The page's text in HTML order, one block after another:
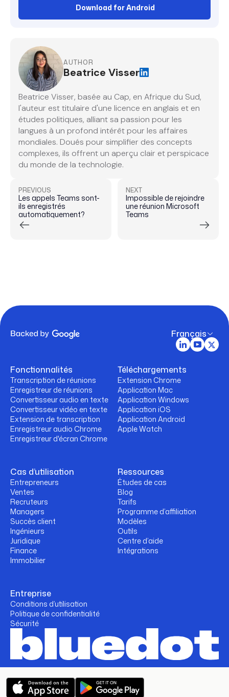
Download for Android
AUTHOR
Beatrice Visser
Beatrice Visser, basée au Cap, en Afrique du Sud,
l'auteur est titulaire d'une licence en anglais et en
études politiques, alliant sa passion pour les
langues à un profond intérêt pour les affaires
mondiales. Doués pour simplifier des concepts
complexes, ils offrent un aperçu clair et perspicace
du monde de la technologie.
PREVIOUS
Les appels Teams sont-
ils enregistrés
automatiquement?
NEXT
Impossible de rejoindre
une réunion Microsoft
Teams
Français
Fonctionnalités
Transcription de réunions
Enregistreur de réunions
Convertisseur audio en texte
Convertisseur vidéo en texte
Extension de transcription
Enregistreur audio Chrome
Enregistreur d'écran Chrome
Téléchargements
Extension Chrome
Application Mac
Application Windows
Application iOS
Application Android
Apple Watch
Cas d’utilisation
Entrepreneurs
Ventes
Recruteurs
Managers
Succès client
Ingénieurs
Juridique
Finance
Immobilier
Ressources
Études de cas
Blog
Tarifs
Programme d’affiliation
Modèles
Outils
Centre d’aide
Intégrations
Entreprise
Conditions d’utilisation
Politique de confidentialité
Sécurité